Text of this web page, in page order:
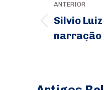
de
post:
ANTERIOR
anterior:
Silvio
narração